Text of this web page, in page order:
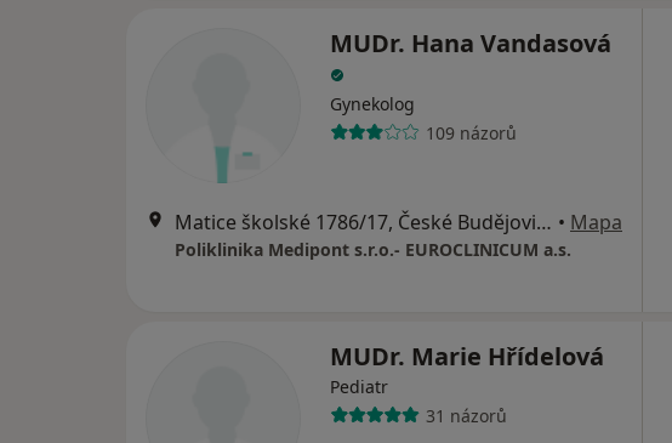
MUDr. Hana Vandasová
Gynekolog
109 názorů
Matice školské 1786/17, České Budějovice • Mapa
Poliklinika Medipont s.r.o.- EUROCLINICUM a.s.
MUDr. Marie Hřídelová
Pediatr
31 názorů